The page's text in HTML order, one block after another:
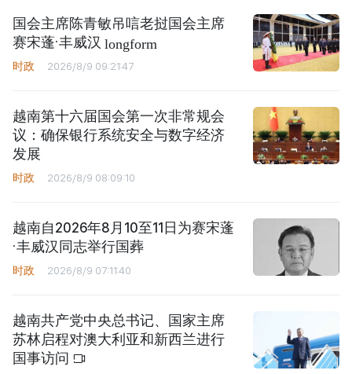
国会主席陈青敏吊唁老挝国会主席
赛宋蓬·丰威汉 longform
时政 2026/8/9 09:21:47
越南第十六届国会第一次非常规会
议：确保银行系统安全与数字经济
发展
时政 2026/8/9 08:09:10
越南自2026年8月10至11日为赛宋蓬
·丰威汉同志举行国葬
时政 2026/8/9 07:11:40
越南共产党中央总书记、国家主席
苏林启程对澳大利亚和新西兰进行
国事访问